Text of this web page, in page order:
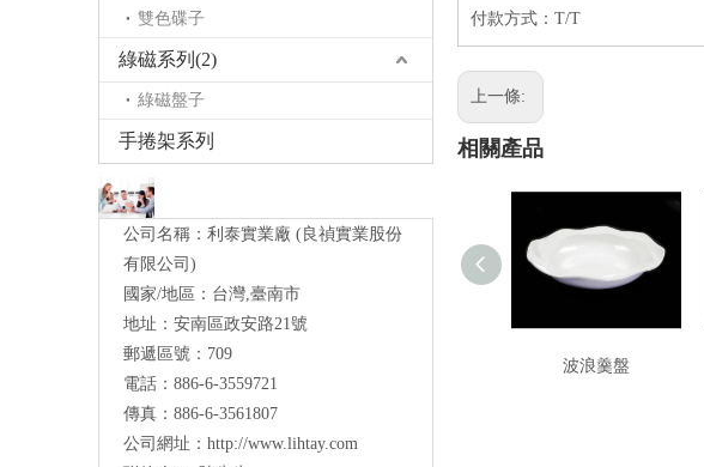
雙色碟子
綠磁系列(2)
綠磁盤子
手捲架系列
公司名稱：利泰實業廠 (良禎實業股份
有限公司)
國家/地區：台灣,臺南市
地址：安南區政安路21號
郵遞區號：709
電話：886-6-3559721
傳真：886-6-3561807
公司網址： http://www.lihtay.com
付款方式：T/T
上一條:
相關產品
波浪羹盤